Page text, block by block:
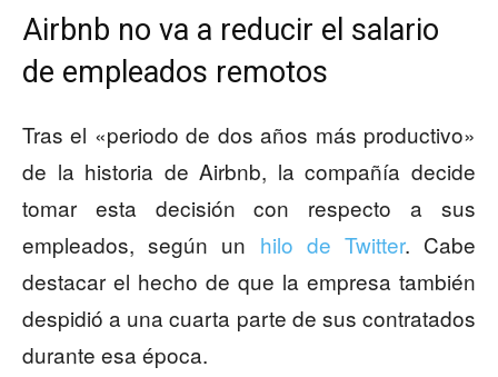
Airbnb no va a reducir el salario
de empleados remotos
Tras el «periodo de dos años más productivo»
de la historia de Airbnb, la compañía decide
tomar esta decisión con respecto a sus
empleados, según un hilo de Twitter. Cabe
destacar el hecho de que la empresa también
despidió a una cuarta parte de sus contratados
durante esa época.